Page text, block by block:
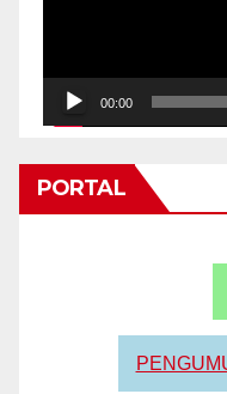
00:00
PORTAL